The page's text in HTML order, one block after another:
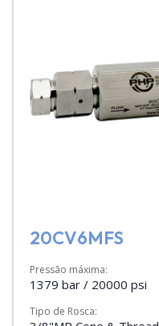
20CV6MFS
Pressão máxima:
1379 bar / 20000 psi
Tipo de Rosca: